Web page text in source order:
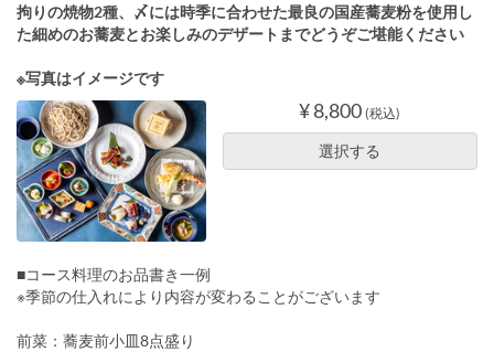
拘りの焼物2種、〆には時季に合わせた最良の国産蕎麦粉を使用し
た細めのお蕎麦とお楽しみのデザートまでどうぞご堪能ください
※写真はイメージです
¥ 8,800 (税込)
選択する
■コース料理のお品書き一例
※季節の仕入れにより内容が変わることがございます
前菜：蕎麦前小皿8点盛り